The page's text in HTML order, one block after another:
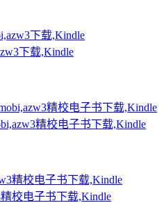
下载,Kindle
精校电子书下载,Kindle
校电子书下载,Kindle